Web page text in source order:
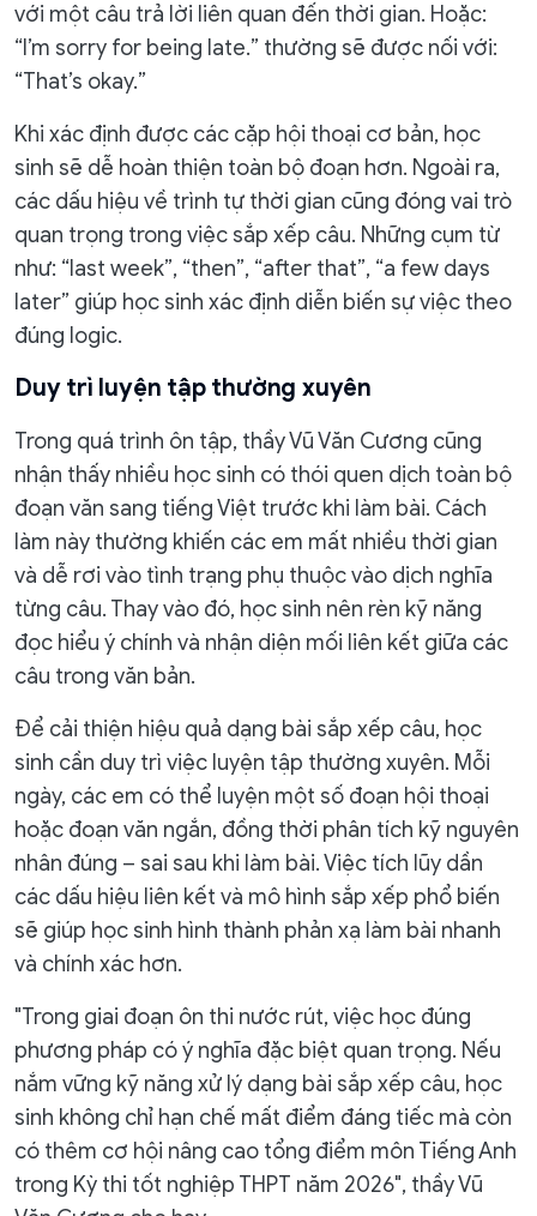
với một câu trả lời liên quan đến thời gian. Hoặc:
“I’m sorry for being late.” thường sẽ được nối với:
“That’s okay.”
Khi xác định được các cặp hội thoại cơ bản, học
sinh sẽ dễ hoàn thiện toàn bộ đoạn hơn. Ngoài ra,
các dấu hiệu về trình tự thời gian cũng đóng vai trò
quan trọng trong việc sắp xếp câu. Những cụm từ
như: “last week”, “then”, “after that”, “a few days
later” giúp học sinh xác định diễn biến sự việc theo
đúng logic.
Duy trì luyện tập thường xuyên
Trong quá trình ôn tập, thầy Vũ Văn Cương cũng
nhận thấy nhiều học sinh có thói quen dịch toàn bộ
đoạn văn sang tiếng Việt trước khi làm bài. Cách
làm này thường khiến các em mất nhiều thời gian
và dễ rơi vào tình trạng phụ thuộc vào dịch nghĩa
từng câu. Thay vào đó, học sinh nên rèn kỹ năng
đọc hiểu ý chính và nhận diện mối liên kết giữa các
câu trong văn bản.
Để cải thiện hiệu quả dạng bài sắp xếp câu, học
sinh cần duy trì việc luyện tập thường xuyên. Mỗi
ngày, các em có thể luyện một số đoạn hội thoại
hoặc đoạn văn ngắn, đồng thời phân tích kỹ nguyên
nhân đúng – sai sau khi làm bài. Việc tích lũy dần
các dấu hiệu liên kết và mô hình sắp xếp phổ biến
sẽ giúp học sinh hình thành phản xạ làm bài nhanh
và chính xác hơn.
"Trong giai đoạn ôn thi nước rút, việc học đúng
phương pháp có ý nghĩa đặc biệt quan trọng. Nếu
nắm vững kỹ năng xử lý dạng bài sắp xếp câu, học
sinh không chỉ hạn chế mất điểm đáng tiếc mà còn
có thêm cơ hội nâng cao tổng điểm môn Tiếng Anh
trong Kỳ thi tốt nghiệp THPT năm 2026", thầy Vũ